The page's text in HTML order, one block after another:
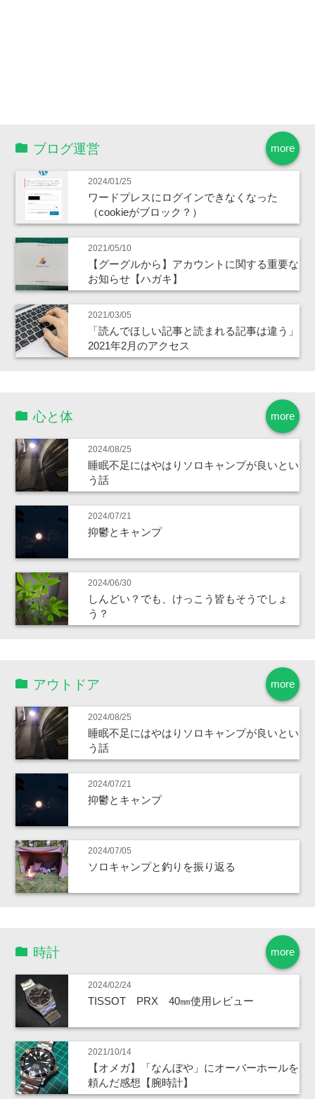
more
ブログ運営
2024/01/25
ワードプレスにログインできなくなった
（cookieがブロック？）
2021/05/10
【グーグルから】アカウントに関する重要な
お知らせ【ハガキ】
2021/03/05
「読んでほしい記事と読まれる記事は違う」
2021年2月のアクセス
more
心と体
2024/08/25
睡眠不足にはやはりソロキャンプが良いとい
う話
2024/07/21
抑鬱とキャンプ
2024/06/30
しんどい？でも、けっこう皆もそうでしょ
う？
more
アウトドア
2024/08/25
睡眠不足にはやはりソロキャンプが良いとい
う話
2024/07/21
抑鬱とキャンプ
2024/07/05
ソロキャンプと釣りを振り返る
more
時計
2024/02/24
TISSOT PRX 40㎜使用レビュー
2021/10/14
【オメガ】「なんぼや」にオーバーホールを
頼んだ感想【腕時計】